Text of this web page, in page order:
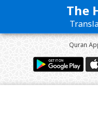
The
Quran